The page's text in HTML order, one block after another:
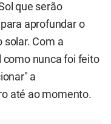
que serão
aprofundar o
solar. Com a
como nunca foi feito
a
até ao momento.